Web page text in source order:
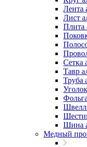
Лента
Лист
Плита
Сетка
Тавр
Труба
Шина
Медный